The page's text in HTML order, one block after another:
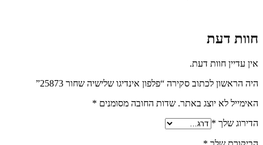
חוות דעת
אין עדיין חוות דעת.
היה הראשון לכתוב סקירה “פלפון אינדיגו שלישיה שחור 25873”
האימייל לא יוצג באתר. שדות החובה מסומנים *
הדירוג שלך *